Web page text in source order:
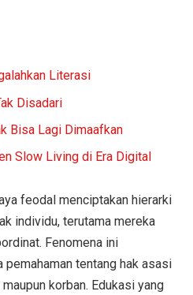
Literasi
Disadari
Bisa Lagi Dimaafkan
Slow Living di Era Digital
feodal menciptakan hierarki
individu, terutama mereka
Fenomena ini
pemahaman tentang hak asasi
korban. Edukasi yang